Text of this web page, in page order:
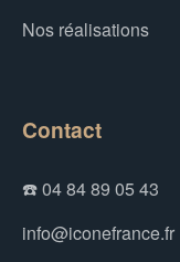
Nos réalisations
Contact
☎️ 04 84 89 05 43
info@iconefrance.fr